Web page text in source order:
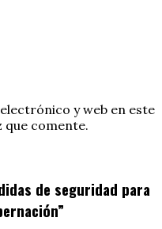
y web en este
que comente.
de seguridad para